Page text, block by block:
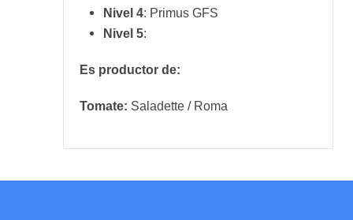
Nivel 4: Primus GFS
Nivel 5:
Es productor de:
Tomate: Saladette / Roma